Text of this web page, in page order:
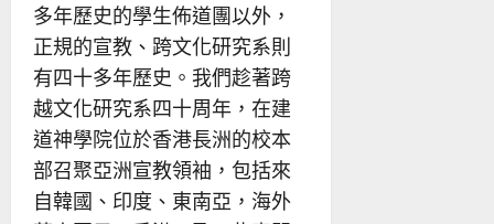
多年歷史的學生佈道團以外，
正規的宣教、跨文化研究系則
有四十多年歷史。我們趁著跨
越文化研究系四十周年，在建
道神學院位於香港長洲的校本
部召聚亞洲宣教領袖，包括來
自韓國、印度、東南亞，海外